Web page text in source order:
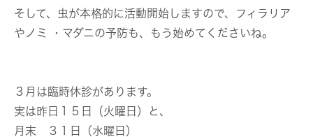
そして、虫が本格的に活動開始しますので、フィラリア
やノミ ・マダニの予防も、もう始めてくださいね。
３月は臨時休診があります。
実は昨日１５日（火曜日）と、
月末 ３１日（水曜日）